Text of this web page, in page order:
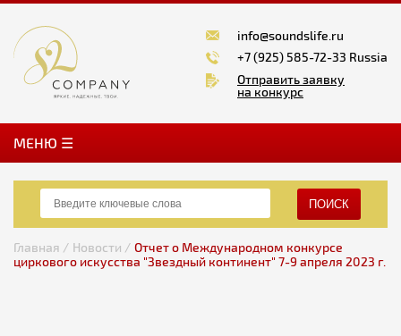
info@soundslife.ru
+7 (925) 585-72-33 Russia
Отправить заявку
на конкурс
MЕНЮ ☰
ПОИСК
Главная / Новости / Отчет о Международном конкурсе
циркового искусства "Звездный континент" 7-9 апреля 2023 г.